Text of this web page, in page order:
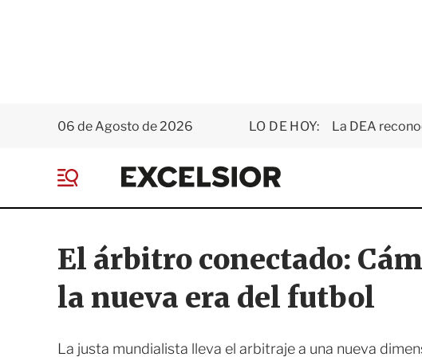
06 de Agosto de 2026 LO DE HOY: La DEA
E
x
e
i
o
e
El árbitro conectado:
la nueva era del futbol
La justa mundialista lleva el arbitraje a una nueva